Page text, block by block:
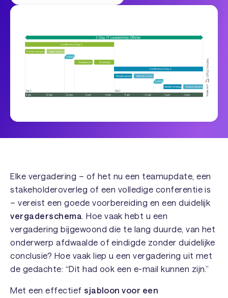
Elke vergadering – of het nu een teamupdate, een
stakeholderoverleg of een volledige conferentie is
– vereist een goede voorbereiding en een duidelijk
vergaderschema . Hoe vaak hebt u een
vergadering bijgewoond die te lang duurde, van het
onderwerp afdwaalde of eindigde zonder duidelijke
conclusie? Hoe vaak liep u een vergadering uit met
de gedachte: “Dit had ook een e-mail kunnen zijn.”
Met een effectief sjabloon voor een